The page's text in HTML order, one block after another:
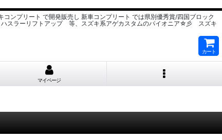
ンプリート で開発販売し 新車コンプリート では県別優秀賞/四国ブロック
ハスラーリフトアップ 等、スズキ系アゲカスタムのパイオニア☆彡 スズキ
カート
マイページ